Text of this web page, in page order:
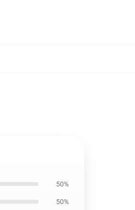
50%
50%